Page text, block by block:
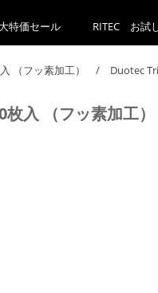
特価セール RITEC お試
（フッ素加工） / Duotec
枚入 （フッ素加